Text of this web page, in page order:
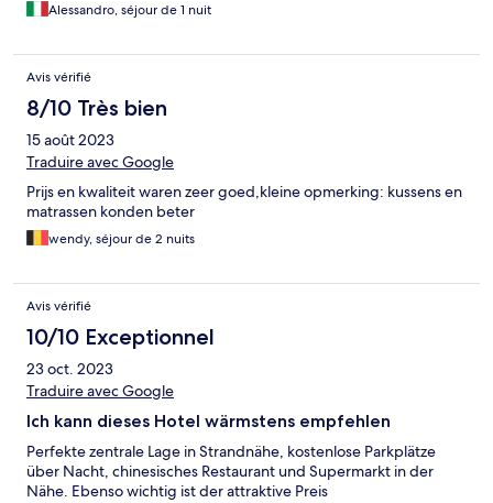
Alessandro, séjour de 1 nuit
Avis vérifié
8/10 Très bien
15 août 2023
Traduire avec Google
Prijs en kwaliteit waren zeer goed,kleine opmerking: kussens en
matrassen konden beter
wendy, séjour de 2 nuits
Avis vérifié
10/10 Exceptionnel
23 oct. 2023
Traduire avec Google
Ich kann dieses Hotel wärmstens empfehlen
Perfekte zentrale Lage in Strandnähe, kostenlose Parkplätze
über Nacht, chinesisches Restaurant und Supermarkt in der
Nähe. Ebenso wichtig ist der attraktive Preis